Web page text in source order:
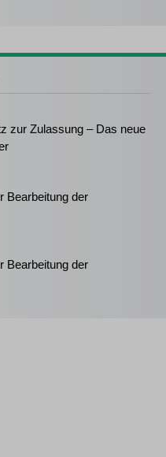
zur Zulassung – Das neue
Bearbeitung der
Bearbeitung der